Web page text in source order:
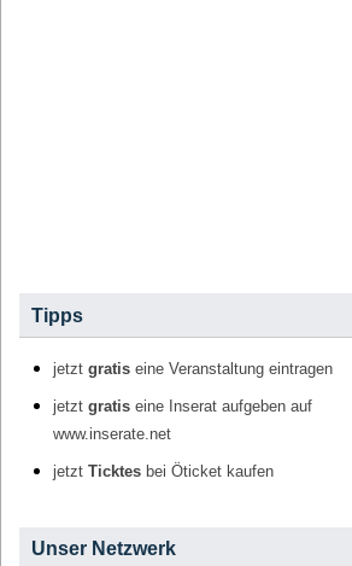
Tipps
jetzt gratis eine Veranstaltung eintragen
jetzt gratis eine Inserat aufgeben auf
www.inserate.net
jetzt Ticktes bei Öticket kaufen
Unser Netzwerk